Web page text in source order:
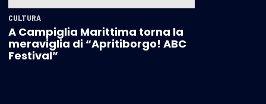
CULTURA
A Campiglia Marittima torna la
meraviglia di “Apritiborgo! ABC
Festival”